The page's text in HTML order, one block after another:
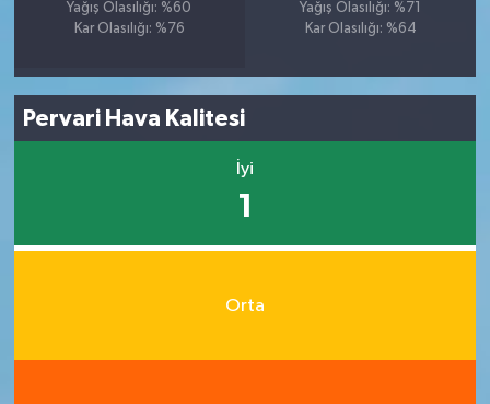
Yağış Olasılığı: %60
Kar Olasılığı: %76
Yağış Olasılığı: %71
Kar Olasılığı: %64
Pervari Hava Kalitesi
İyi
1
Orta